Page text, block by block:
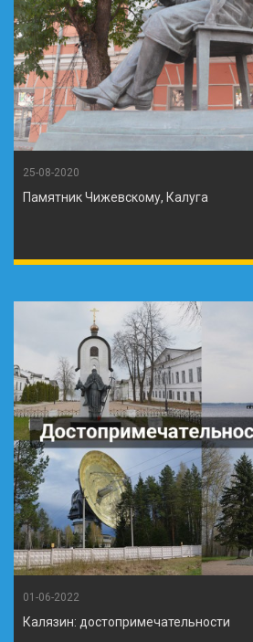
25-08-2020
Памятник Чижевскому, Калуга
01-06-2022
Калязин: достопримечательности